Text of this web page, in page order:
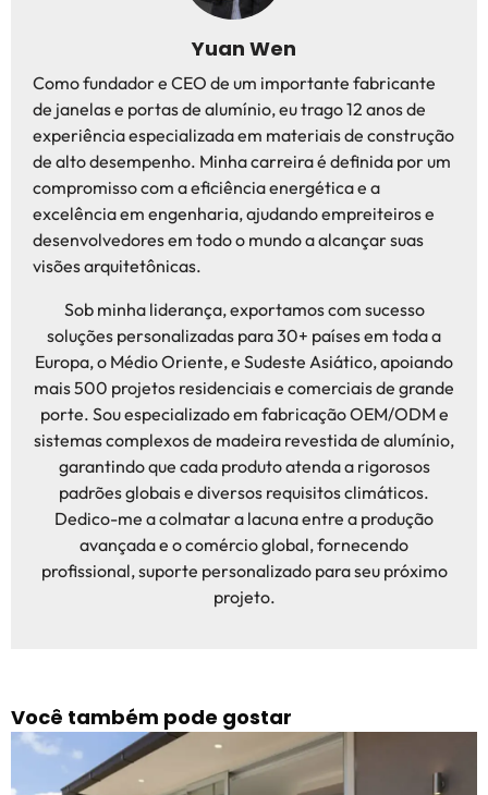
Yuan Wen
Como fundador e CEO de um importante fabricante
de janelas e portas de alumínio, eu trago 12 anos de
experiência especializada em materiais de construção
de alto desempenho. Minha carreira é definida por um
compromisso com a eficiência energética e a
excelência em engenharia, ajudando empreiteiros e
desenvolvedores em todo o mundo a alcançar suas
visões arquitetônicas.
Sob minha liderança, exportamos com sucesso
soluções personalizadas para 30+ países em toda a
Europa, o Médio Oriente, e Sudeste Asiático, apoiando
mais 500 projetos residenciais e comerciais de grande
porte. Sou especializado em fabricação OEM/ODM e
sistemas complexos de madeira revestida de alumínio,
garantindo que cada produto atenda a rigorosos
padrões globais e diversos requisitos climáticos.
Dedico-me a colmatar a lacuna entre a produção
avançada e o comércio global, fornecendo
profissional, suporte personalizado para seu próximo
projeto.
Você também pode gostar